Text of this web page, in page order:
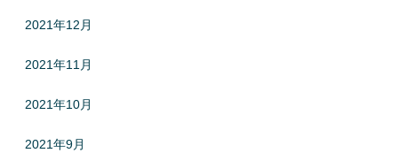
2021年12月
2021年11月
2021年10月
2021年9月